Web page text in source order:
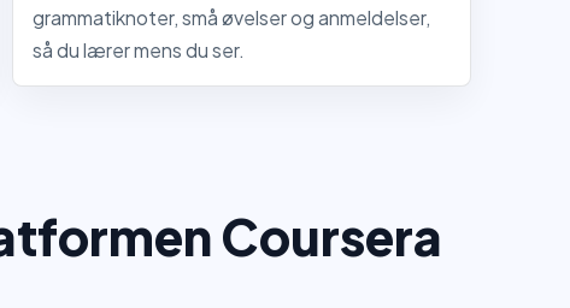
grammatiknoter, små øvelser og anmeldelser,
så du lærer mens du ser.
Coursera